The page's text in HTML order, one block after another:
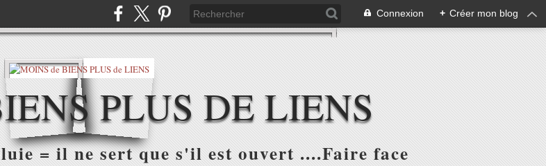
Connexion + Créer mon blog
PLUS DE LIENS
= il ne sert que s'il est ouvert ....Faire face